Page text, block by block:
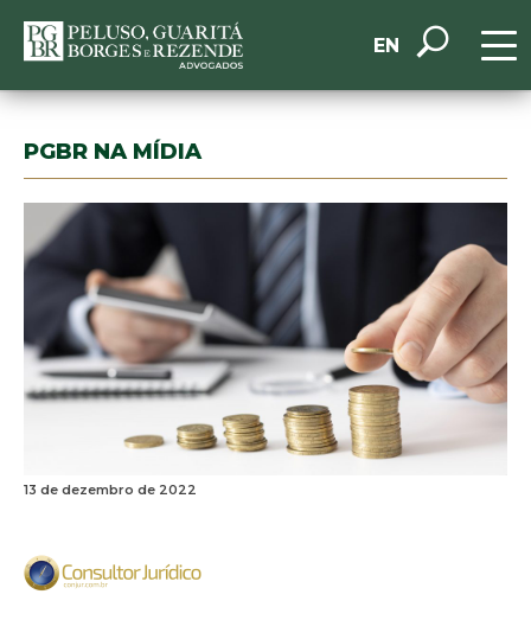
EN
PGBR NA MÍDIA
13 de dezembro de 2022